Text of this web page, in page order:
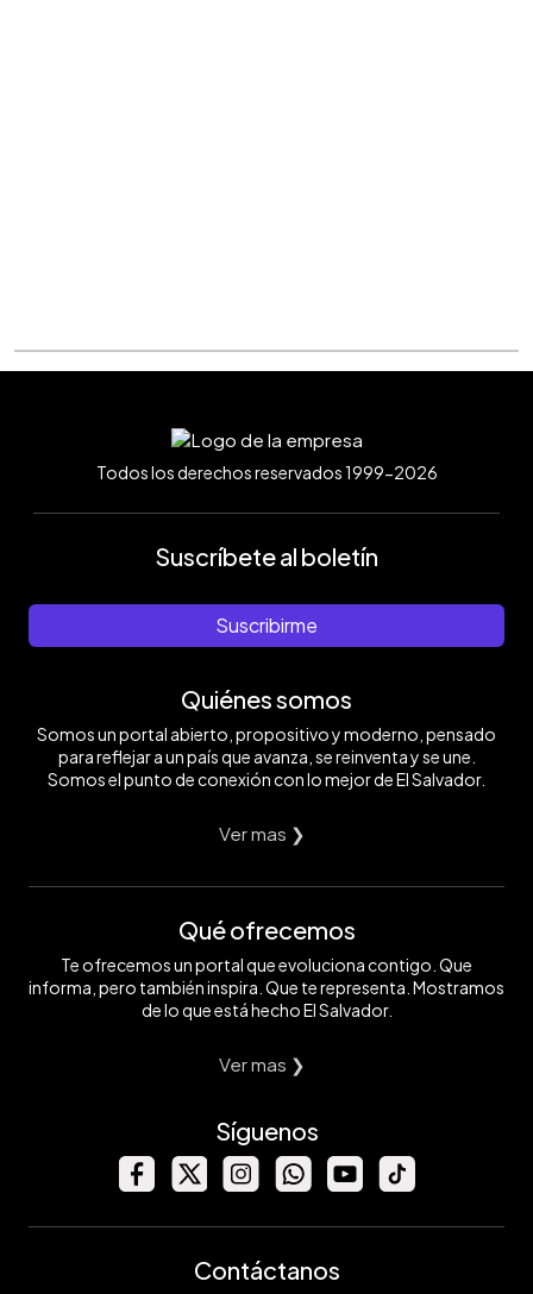
Todos los derechos reservados 1999-2026
Suscríbete al boletín
Suscribirme
Quiénes somos
Somos un portal abierto, propositivo y moderno, pensado
para reflejar a un país que avanza, se reinventa y se une.
Somos el punto de conexión con lo mejor de El Salvador.
Ver mas ❯
Qué ofrecemos
Te ofrecemos un portal que evoluciona contigo. Que
informa, pero también inspira. Que te representa. Mostramos
de lo que está hecho El Salvador.
Ver mas ❯
Síguenos
Contáctanos